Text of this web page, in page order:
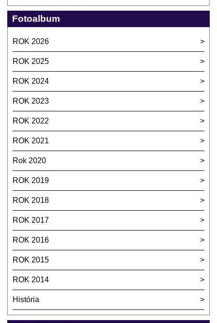
Fotoalbum
ROK 2026
ROK 2025
ROK 2024
ROK 2023
ROK 2022
ROK 2021
Rok 2020
ROK 2019
ROK 2018
ROK 2017
ROK 2016
ROK 2015
ROK 2014
História